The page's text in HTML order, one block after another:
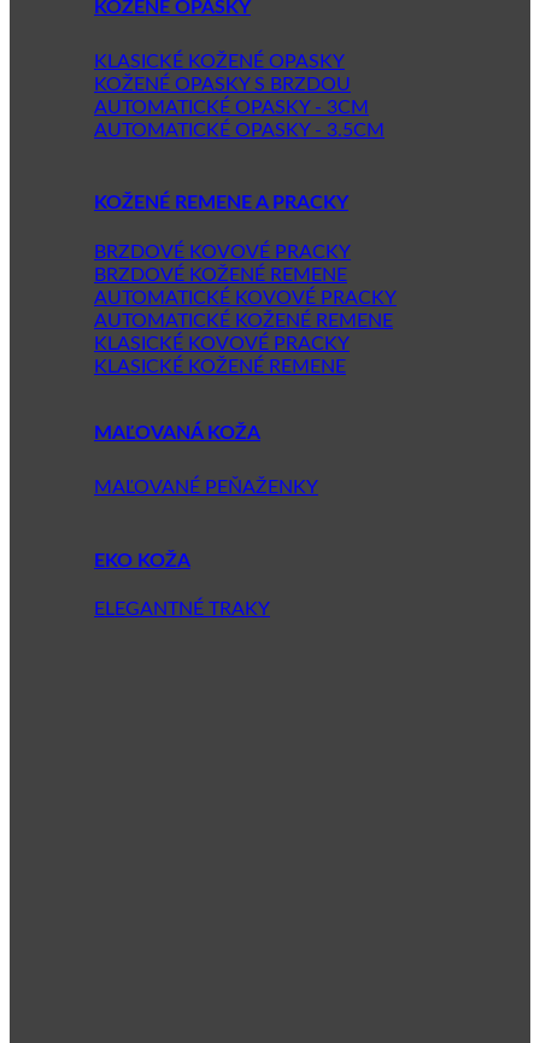
KOŽENÉ OPASKY
KLASICKÉ KOŽENÉ OPASKY
KOŽENÉ OPASKY S BRZDOU
AUTOMATICKÉ OPASKY - 3CM
AUTOMATICKÉ OPASKY - 3.5CM
KOŽENÉ REMENE A PRACKY
BRZDOVÉ KOVOVÉ PRACKY
BRZDOVÉ KOŽENÉ REMENE
AUTOMATICKÉ KOVOVÉ PRACKY
AUTOMATICKÉ KOŽENÉ REMENE
KLASICKÉ KOVOVÉ PRACKY
KLASICKÉ KOŽENÉ REMENE
MAĽOVANÁ KOŽA
MAĽOVANÉ PEŇAŽENKY
EKO KOŽA
ELEGANTNÉ TRAKY